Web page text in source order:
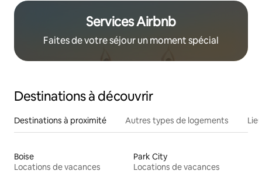
Services Airbnb
Faites de votre séjour un moment spécial
Destinations à découvrir
Destinations à proximité Autres types de logements
Boise
Locations de vacances
Park City
Locations de vacances